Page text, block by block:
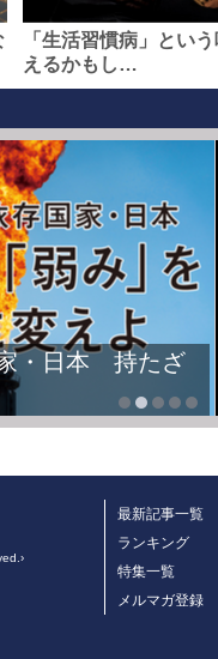
「生活習慣病」とい
えるかもし…
・日本 持たざ
最新記事一覧
ランキング
特集一覧
メルマガ登録